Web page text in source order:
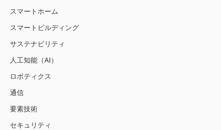
スマートホーム
スマートビルディング
サステナビリティ
人工知能（AI）
ロボティクス
通信
要素技術
セキュリティ